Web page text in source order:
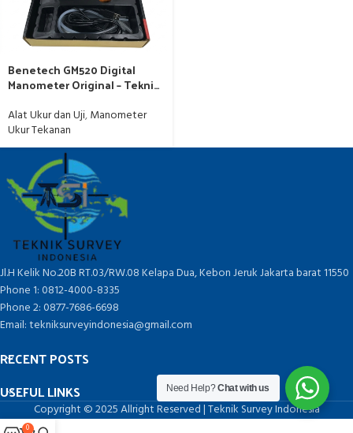
Benetech GM520 Digital
Manometer Original – Teknik
Alat Ukur dan Uji,Manometer
Ukur Tekanan
Jl.H Kelik No.20B RT.03/RW.08 Kelapa Dua, Kebon Jeruk Jakarta barat 11550
Phone 1: 0812-4000-8335
Phone 2: 0877-7686-6698
Email: tekniksurveyindonesia@gmail.com
RECENT POSTS
USEFUL LINKS
Copyright © 2025 Allright Reserved | Teknik Survey Indonesia
Need Help?Chat with us
0